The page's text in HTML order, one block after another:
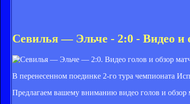
Севилья — Эльче - 2:0 - Видео и
В перенесенном поединке 2-го тура чемпионата
Предлагаем вашему вниманию видео голов и обзор